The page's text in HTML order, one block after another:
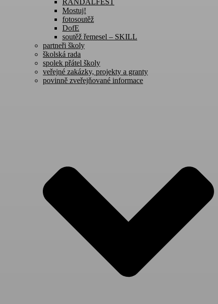
RANDÁLFEST
Mostuj!
fotosoutěž
DofE
soutěž řemesel – SKILL
partneři školy
školská rada
spolek přátel školy
veřejné zakázky, projekty a granty
povinně zveřejňované informace